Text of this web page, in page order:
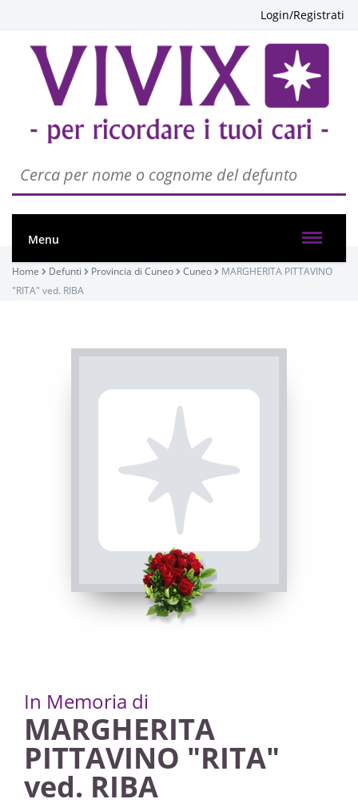
Login/Registrati
Menu
Home Defunti Provincia di Cuneo Cuneo
MARGHERITA PITTAVINO
"RITA" ved. RIBA
In Memoria di
MARGHERITA
PITTAVINO "RITA"
ved. RIBA
PASSATE:
TRIGESIMA
Cuneo, Chiesa di San Pio X - Cerialdo
24/07/2022 10:00